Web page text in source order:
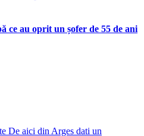
ce au oprit un șofer de 55 de ani